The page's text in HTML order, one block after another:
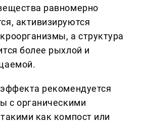
равномерно
активизируются
а структура
более рыхлой и
рекомендуется
с органическими
как компост или